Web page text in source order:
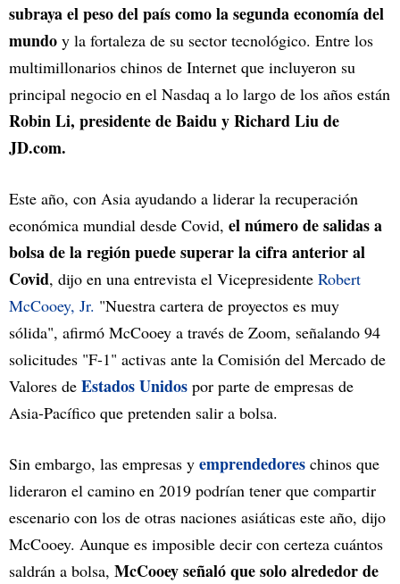
subraya el peso del país como la segunda economía del
mundo y la fortaleza de su sector tecnológico. Entre los
multimillonarios chinos de Internet que incluyeron su
principal negocio en el Nasdaq a lo largo de los años están
Robin Li, presidente de Baidu y Richard Liu de
JD.com.
Este año, con Asia ayudando a liderar la recuperación
económica mundial desde Covid, el número de salidas a
bolsa de la región puede superar la cifra anterior al
Covid, dijo en una entrevista el Vicepresidente Robert
McCooey, Jr. "Nuestra cartera de proyectos es muy
sólida", afirmó McCooey a través de Zoom, señalando 94
solicitudes "F-1" activas ante la Comisión del Mercado de
Valores de Estados Unidos por parte de empresas de
Asia-Pacífico que pretenden salir a bolsa.
Sin embargo, las empresas y emprendedores chinos que
lideraron el camino en 2019 podrían tener que compartir
escenario con los de otras naciones asiáticas este año, dijo
McCooey. Aunque es imposible decir con certeza cuántos
saldrán a bolsa, McCooey señaló que solo alrededor de